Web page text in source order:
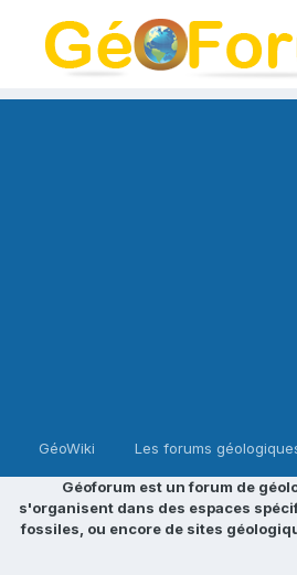
GéoWiki Les forums
Géoforum est un forum de
s'organisent dans des espaces
fossiles, ou encore de sites